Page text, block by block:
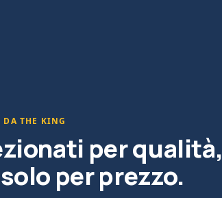
DA THE KING
per qualità,
per prezzo.